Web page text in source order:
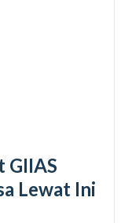
GIIAS
Lewat Ini